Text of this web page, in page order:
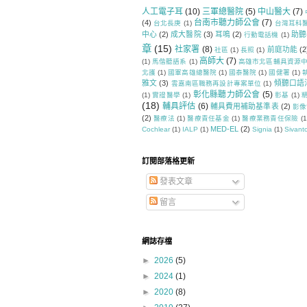
人工電子耳 (10) 三軍總醫院 (5) 中山醫大 (7)
(4) 台北長庚 (1) 台南市聽力師公會 (7) 台灣耳科
中心 (2) 成大醫院 (3) 耳鳴 (2) 行動電話機 (1) 助
章 (15) 社家署 (8) 社區 (1) 長照 (1) 前庭功能
(1) 馬偕聽語系 (1) 高師大 (7) 高雄市北區輔具資源
北護 (1) 國軍高雄總醫院 (1) 國泰醫院 (1) 國健署 (1)
雅文 (3) 雲嘉南區職務再設計專案單位 (1) 傾聽口語
(1) 實證醫學 (1) 彰化縣聽力師公會 (5) 彰基 (1)
(18) 輔具評估 (6) 輔具費用補助基準表 (2) 影
(2) 醫療法 (1) 醫療責任基金 (1) 醫療業務責任保險
Cochlear (1) IALP (1) MED-EL (2) Signia (1)
訂閱部落格更新
發表文章
留言
網誌存檔
► 2026 (5)
► 2024 (1)
► 2020 (8)